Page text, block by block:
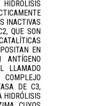
INACTIVAS
QUE SON
EN
LLAMADO
DE C3,
HIDRÓLISIS